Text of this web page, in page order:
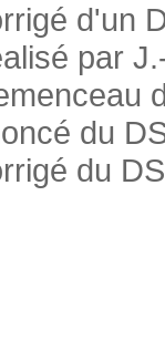
d'un
par
du
du